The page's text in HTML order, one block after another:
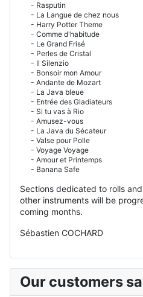
- Rasputin
- La Langue de chez nous
- Harry Potter Theme
- Comme d'habitude
- Le Grand Frisé
- Perles de Cristal
- Il Silenzio
- Bonsoir mon Amour
- Andante de Mozart
- La Java bleue
- Entrée des Gladiateurs
- Si tu vas à Rio
- Amusez-vous
- La Java du Sécateur
- Valse pour Polle
- Voyage Voyage
- Amour et Printemps
- Banana Safe
Sections dedicated to rolls
other instruments will be
coming months.
Sébastien COCHARD
Our customers